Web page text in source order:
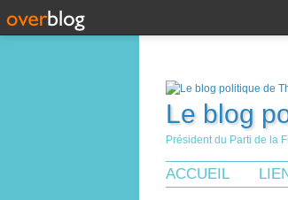
Le blog
Président du Parti de la
ACCUEIL